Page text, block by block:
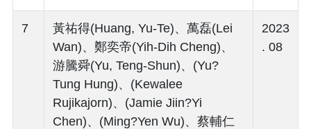
7
黃祐得(Huang, Yu-Te)、萬磊(Lei
Wan)、鄭奕帝(Yih-Dih Cheng)、
游騰舜(Yu, Teng-Shun)、(Yu?
Tung Hung)、(Kewalee
Rujikajorn)、(Jamie Jiin?Yi
Chen)、(Ming?Yen Wu)、蔡輔仁
2023
. 08